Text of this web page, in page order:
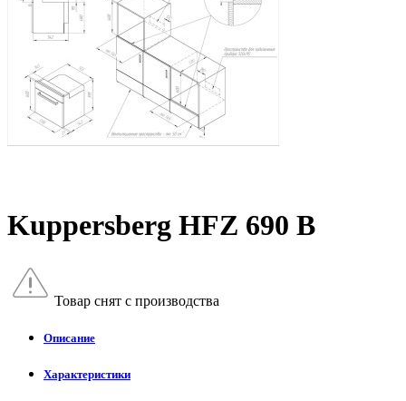
Kuppersberg HFZ 690 B
Товар снят с производства
Описание
Характеристики